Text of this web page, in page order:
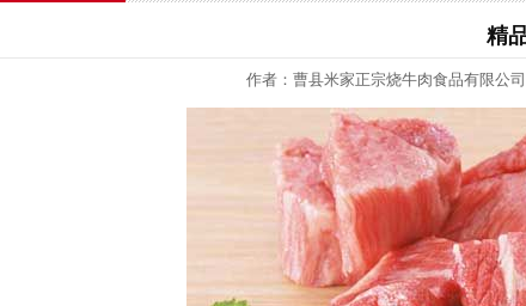
精
作者：曹县米家正宗烧牛肉食品有限公